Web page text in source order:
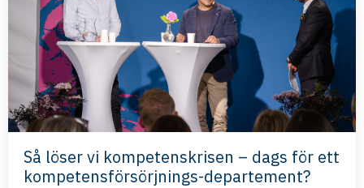
Så löser vi kompetenskrisen – dags för ett
kompetensförsörjnings-departement?